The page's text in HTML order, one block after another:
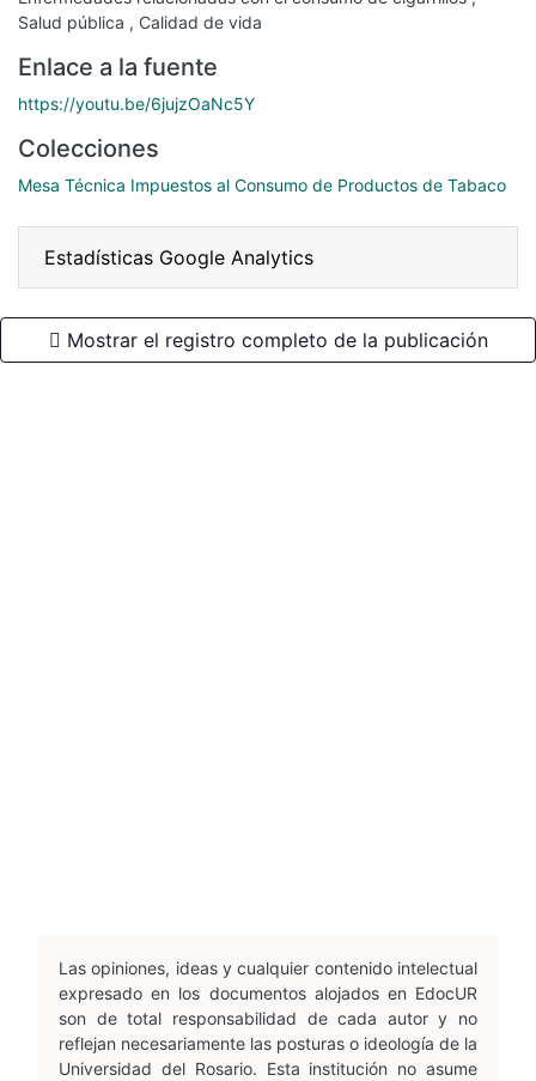
Salud pública , Calidad de vida
Enlace a la fuente
https://youtu.be/6jujzOaNc5Y
Colecciones
Mesa Técnica Impuestos al Consumo de Productos de Tabaco
Estadísticas Google Analytics
Mostrar el registro completo de la publicación
Las opiniones, ideas y cualquier contenido intelectual
expresado en los documentos alojados en EdocUR
son de total responsabilidad de cada autor y no
reflejan necesariamente las posturas o ideología de la
Universidad del Rosario. Esta institución no asume